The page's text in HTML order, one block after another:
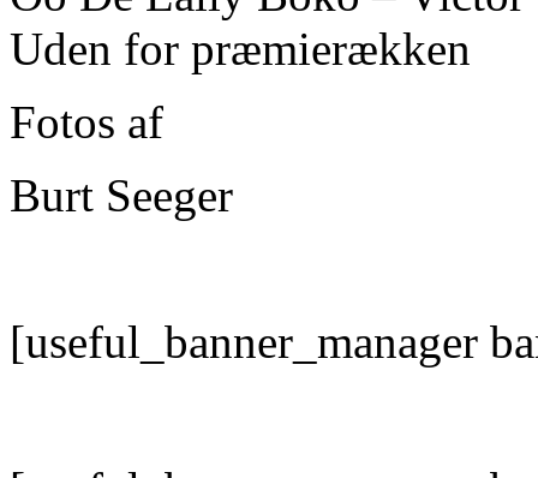
Uden for præmierækken
Fotos af
Burt Seeger
[useful_banner_manager